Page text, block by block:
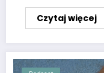
Czytaj więcej